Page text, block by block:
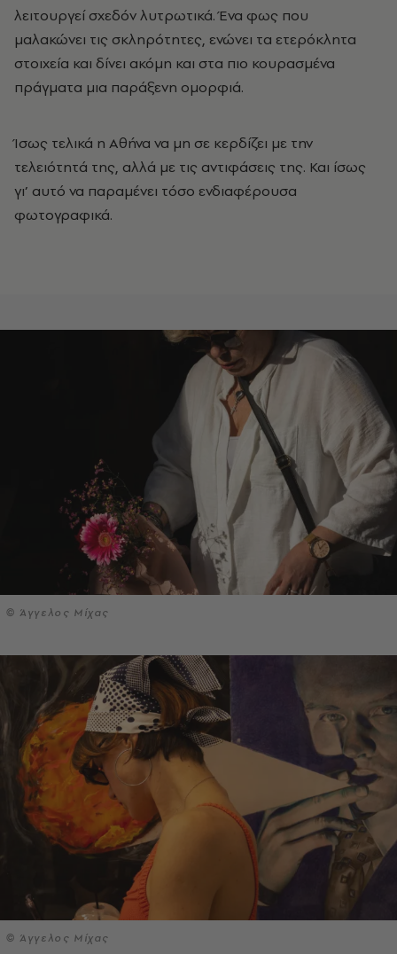
λειτουργεί σχεδόν λυτρωτικά. Ένα φως που
μαλακώνει τις σκληρότητες, ενώνει τα ετερόκλητα
στοιχεία και δίνει ακόμη και στα πιο κουρασμένα
πράγματα μια παράξενη ομορφιά.
Ίσως τελικά η Αθήνα να μη σε κερδίζει με την
τελειότητά της, αλλά με τις αντιφάσεις της. Και ίσως
γι’ αυτό να παραμένει τόσο ενδιαφέρουσα
φωτογραφικά.
© Άγγελος Μίχας
© Άγγελος Μίχας